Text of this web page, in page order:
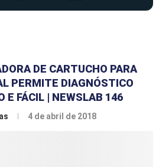
DE CARTUCHO PARA
PERMITE DIAGNÓSTICO
E FÁCIL | NEWSLAB 146
4 de abril de 2018